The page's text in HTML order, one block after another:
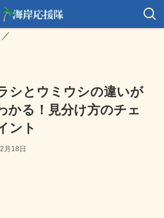
シとウミウシの違いが
かる！見分け方のチェ
ント
月18日